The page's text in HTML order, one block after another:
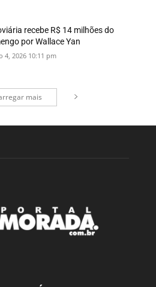
recebe R$ 14 milhões do
por Wallace Yan
4, 2026 10:11 pm
mais